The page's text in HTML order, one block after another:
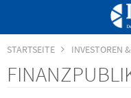
STARTSEITE INVESTOREN